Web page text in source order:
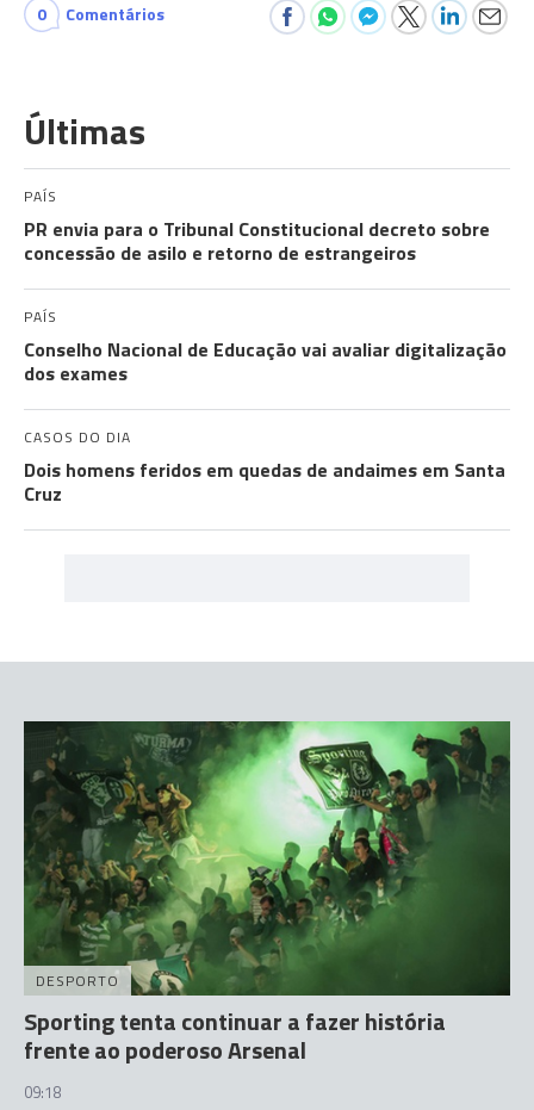
0 Comentários
Últimas
PAÍS
PR envia para o Tribunal Constitucional decreto sobre
concessão de asilo e retorno de estrangeiros
PAÍS
Conselho Nacional de Educação vai avaliar digitalização
dos exames
CASOS DO DIA
Dois homens feridos em quedas de andaimes em Santa
Cruz
DESPORTO
Sporting tenta continuar a fazer história
frente ao poderoso Arsenal
09:18